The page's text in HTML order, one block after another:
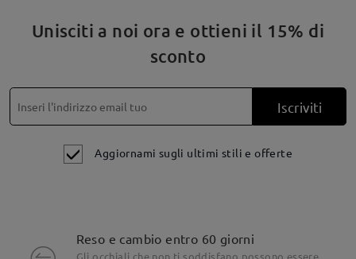
Unisciti a noi ora e ottieni il 15% di
sconto
Iscriviti
Aggiornami sugli ultimi stili e offerte
Reso e cambio entro 60 giorni
Gli occhiali che non ti soddisfano possono essere